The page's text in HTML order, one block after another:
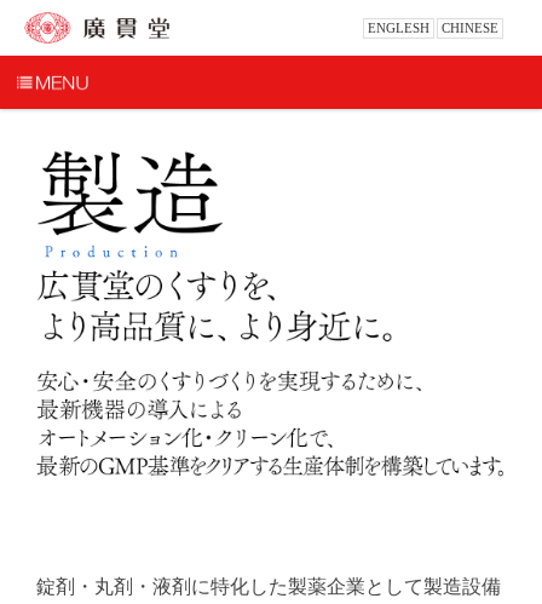
ENGLESH CHINESE
錠剤・丸剤・液剤に特化した製薬企業として製造設備